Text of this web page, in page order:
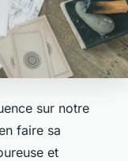
sur notre
faire sa
et